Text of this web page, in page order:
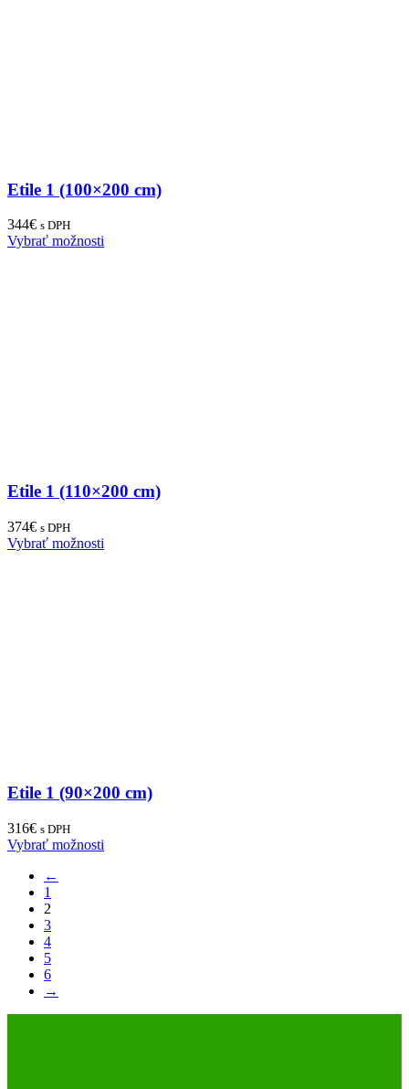
Etile 1 (100×200 cm)
344€ s DPH
Vybrať možnosti
Etile 1 (110×200 cm)
374€ s DPH
Vybrať možnosti
Etile 1 (90×200 cm)
316€ s DPH
Vybrať možnosti
←
1
2
3
4
5
6
→